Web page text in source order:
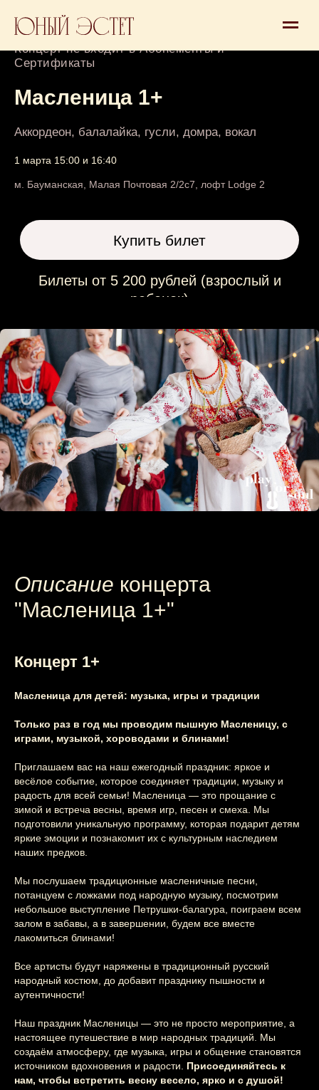
Концерт 0+
Концерт не входит в Абонементы и
Сертификаты
Масленица 1+
Аккордеон, балалайка, гусли, домра, вокал
1 марта 15:00 и 16:40
м. Бауманская, Малая Почтовая 2/2с7, лофт Lodge 2
Описание концерта
"Масленица 1+"
Концерт 1+
Масленица для детей: музыка, игры и традиции
Только раз в год мы проводим пышную Масленицу, с
играми, музыкой, хороводами и блинами!
Приглашаем вас на наш ежегодный праздник: яркое и
весёлое событие, которое соединяет традиции, музыку и
радость для всей семьи! Масленица — это прощание с
зимой и встреча весны, время игр, песен и смеха. Мы
подготовили уникальную программу, которая подарит детям
яркие эмоции и познакомит их с культурным наследием
наших предков.
Мы послушаем традиционные масленичные песни,
потанцуем с ложками под народную музыку, посмотрим
небольшое выступление Петрушки-балагура, поиграем всем
залом в забавы, а в завершении, будем все вместе
лакомиться блинами!
Все артисты будут наряжены в традиционный русский
народный костюм, до добавит празднику пышности и
аутентичности!
Наш праздник Масленицы — это не просто мероприятие, а
настоящее путешествие в мир народных традиций. Мы
создаём атмосферу, где музыка, игры и общение становятся
источником вдохновения и радости. Присоединяйтесь к
нам, чтобы встретить весну весело, ярко и с душой!